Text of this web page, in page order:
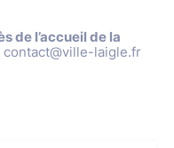
de l’accueil de la
laigle.fr